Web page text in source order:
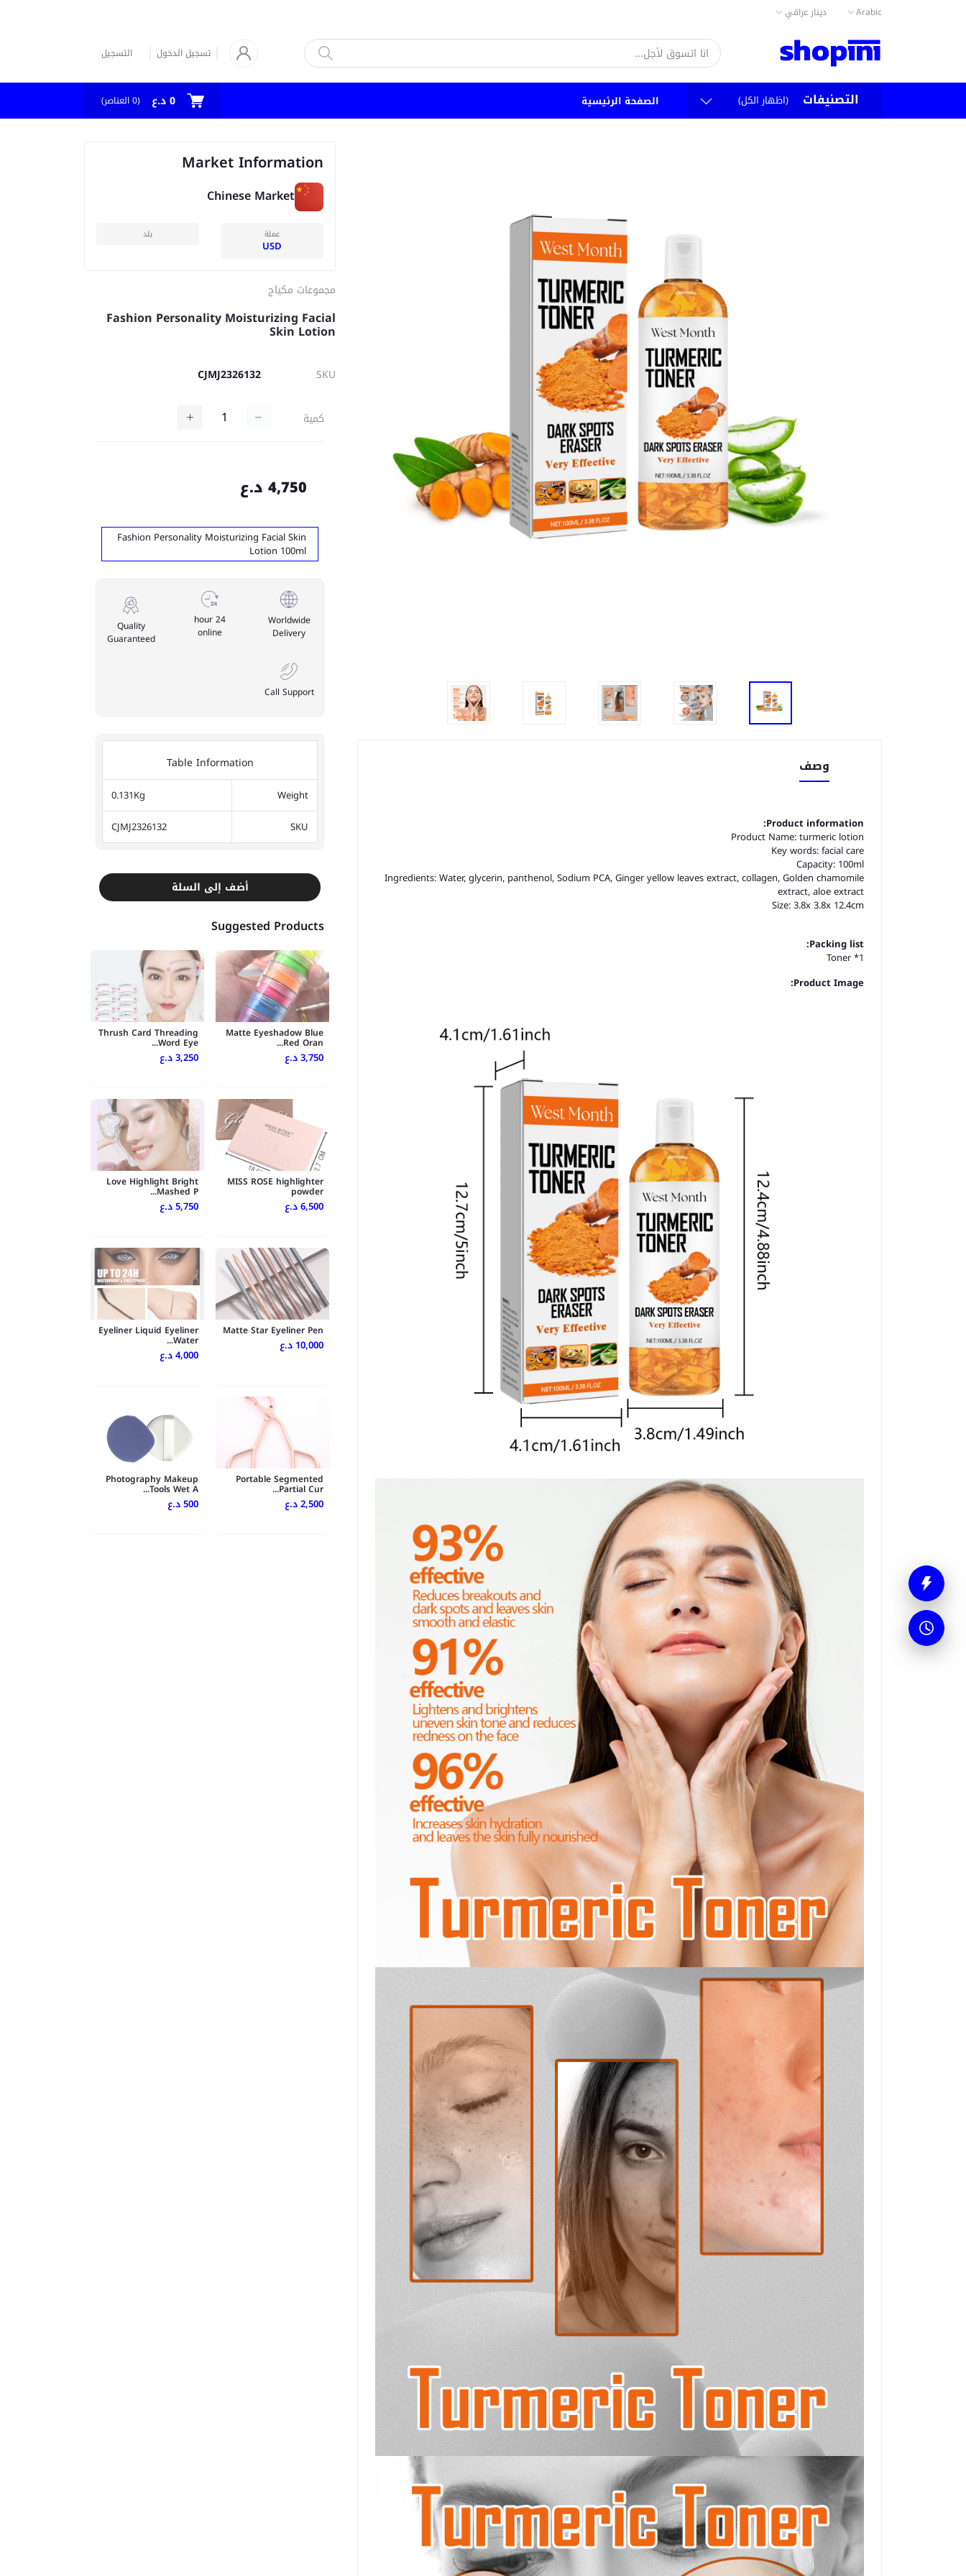
Arabic دينار عراقي
تسجيل الدخول التسجيل
التصنيفات (اظهار الكل) الصفحة الرئيسية 0 د.ع (
0العناصر)
وصف
Product information:
Product Name: turmeric lotion
Key words: facial care
Capacity: 100ml
Ingredients: Water, glycerin, panthenol, Sodium PCA, Ginger yellow leaves extract, collagen, Golden chamomile
extract, aloe extract
Size: 3.8x 3.8x 12.4cm
Packing list:
Toner *1
Product Image:
Market Information
Chinese Market
عملة
USD
بلد
مجموعات مكياج
Fashion Personality Moisturizing Facial
Skin Lotion
SKU
CJMJ2326132
كمية
4,750 د.ع
Fashion Personality Moisturizing Facial Skin
Lotion 100ml
Worldwide
Delivery
24 hour
online
Quality
Guaranteed
Call Support
Table Information
Weight
0.131Kg
SKU
CJMJ2326132
أضف إلى السلة
Suggested Products
Matte Eyeshadow Blue
Red Oran...
3,750 د.ع
Thrush Card Threading
Word Eye...
3,250 د.ع
MISS ROSE highlighter
powder
6,500 د.ع
Love Highlight Bright
Mashed P...
5,750 د.ع
Matte Star Eyeliner Pen
10,000 د.ع
Eyeliner Liquid Eyeliner
Water...
4,000 د.ع
Portable Segmented
Partial Cur...
2,500 د.ع
Photography Makeup
Tools Wet A...
500 د.ع